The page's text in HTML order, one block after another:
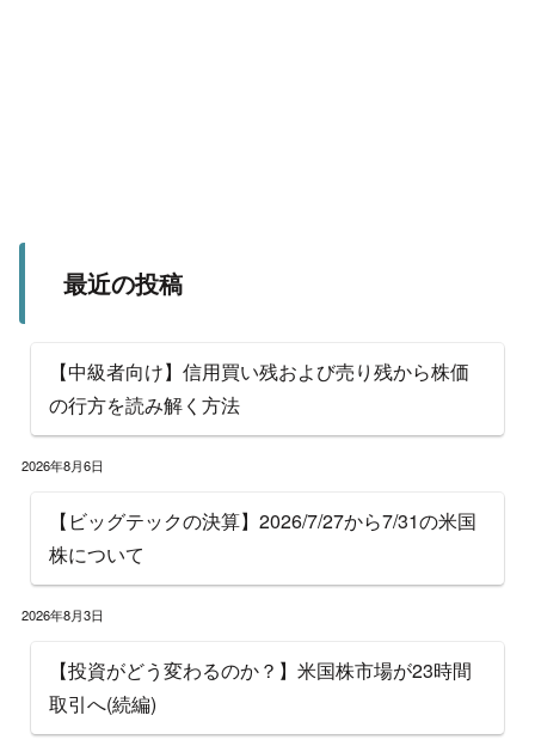
最近の投稿
【中級者向け】信用買い残および売り残から株価
の行方を読み解く方法
2026年8月6日
【ビッグテックの決算】2026/7/27から7/31の米国
株について
2026年8月3日
【投資がどう変わるのか？】米国株市場が23時間
取引へ(続編)